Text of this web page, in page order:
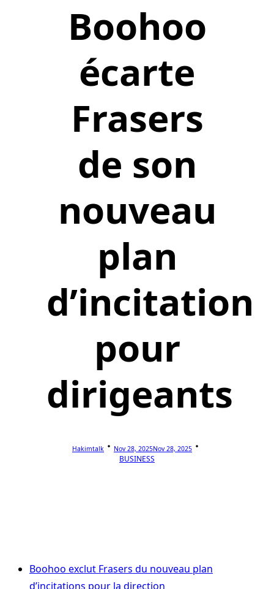
Boohoo
écarte
Frasers
de son
nouveau
plan
d’incitation
pour
dirigeants
Hakimtalk Nov 28, 2025Nov 28, 2025
BUSINESS
Boohoo exclut Frasers du nouveau plan
d’incitations pour la direction